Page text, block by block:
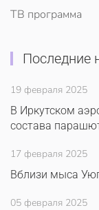
ТВ программа
Последние
19 февраля 2025
В Иркутском
состава
17 февраля 2025
Вблизи мыса
05 февраля 2025